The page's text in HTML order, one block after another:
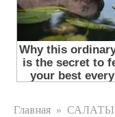
Главная » САЛАТЫ